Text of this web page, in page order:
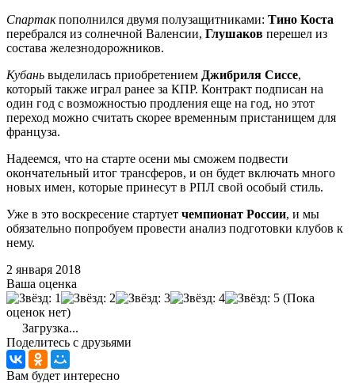
Спартакпополнился двумя полузащитниками: Тино Коста
перебрался из солнечной Валенсии, Глушаков перешел из
состава железнодорожников.
Кубань выделилась приобретением Джибриля Сиссе,
который также играл ранее за КПР. Контракт подписан на
один год с возможностью продления еще на год, но этот
переход можно считать скорее временным пристанищем для
француза.
Надеемся, что на старте осени мы сможем подвести
окончательный итог трансферов, и он будет включать много
новых имен, которые принесут в РПЛ свой особый стиль.
Уже в это воскресение стартует чемпионат России, и мы
обязательно попробуем провести анализ подготовки клубов к
нему.
2 января 2018
Ваша оценка
(Пока
оценок нет)
Загрузка...
Поделитесь с друзьями
Вам будет интересно